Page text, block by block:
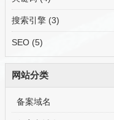
搜索引擎 (3)
SEO (5)
网站分类
备案域名